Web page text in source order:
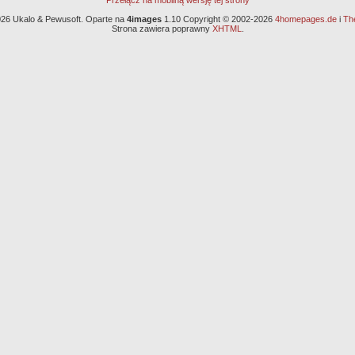
Ukalo & Pewusoft. Oparte na 4images1.10 Copyright © 2002-2026 4homepages.dei
Strona zawiera poprawny XHTML